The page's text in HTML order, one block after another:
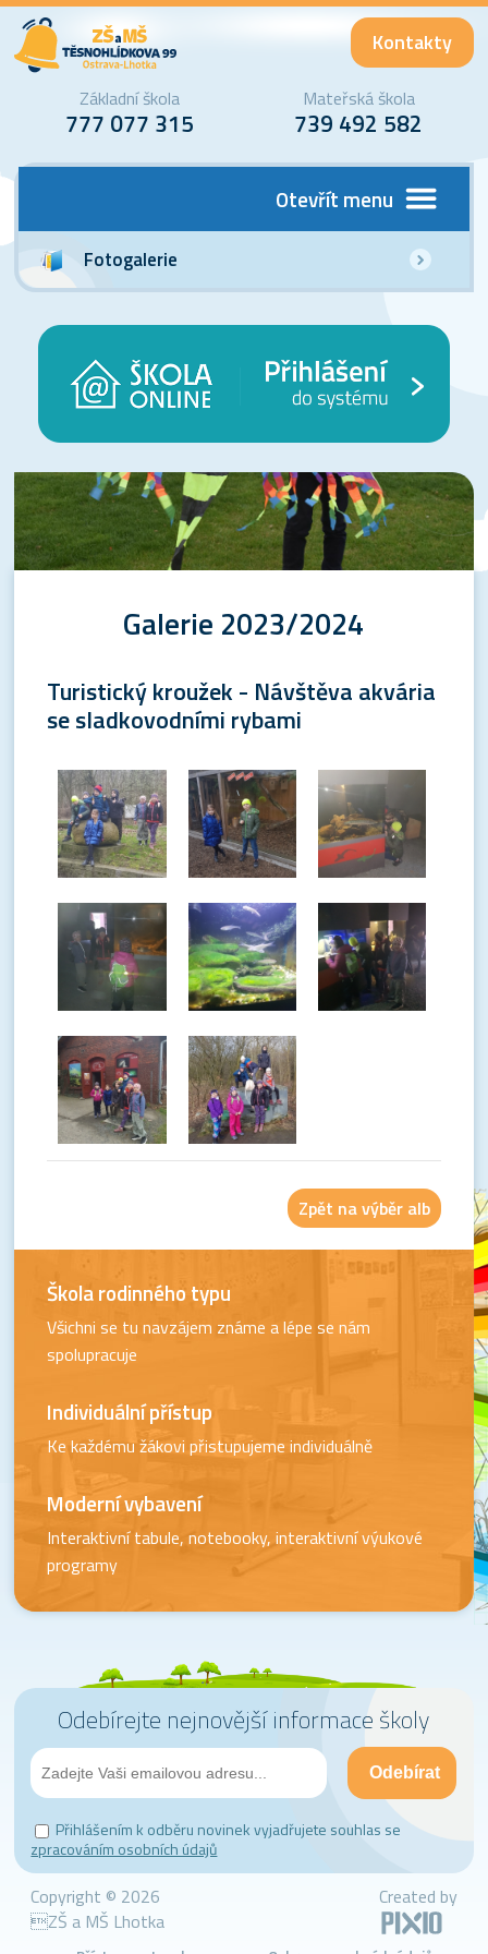
Kontakty
Základní škola
777 077 315
Mateřská škola
739 492 582
Otevřít menu
Fotogalerie
Galerie 2023/2024
Turistický kroužek - Návštěva akvária
se sladkovodními rybami
Zpět na výběr alb
Škola rodinného typu
Všichni se tu navzájem známe a lépe se nám
spolupracuje
Individuální přístup
Ke každému žákovi přistupujeme individuálně
Moderní vybavení
Interaktivní tabule, notebooky, interaktivní výukové
programy
Odebírejte nejnovější informace školy
Přihlášením k odběru novinek vyjadřujete souhlas se
zpracováním osobních údajů
Copyright © 2026
ZŠ a MŠ Lhotka
Created by